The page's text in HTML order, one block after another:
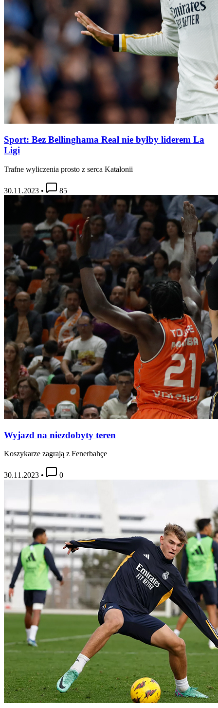
Sport: Bez Bellinghama Real nie byłby liderem La
Ligi
Trafne wyliczenia prosto z serca Katalonii
30.11.2023 • 85
Wyjazd na niezdobyty teren
Koszykarze zagrają z Fenerbahçe
30.11.2023 • 0